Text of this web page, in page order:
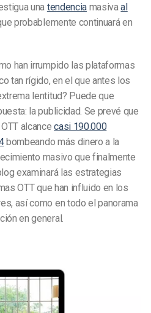
una tendenciamasivaal
probablemente continuará en
han irrumpido las plataformas
tan rígido, en el que antes los
lentitud? Puede que
la publicidad. Se prevé que
alcancecasi 190.000
bombeando más dinero a la
masivo que finalmente
examinará las estrategias
OTTque han influido en los
así como en todo el panorama
en general.